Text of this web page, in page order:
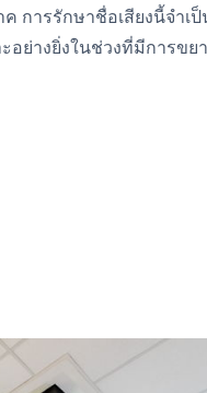
ารรักษาชื่อเสียงนี้จําเ
อย่างยิ่งในช่วงที่มีการข